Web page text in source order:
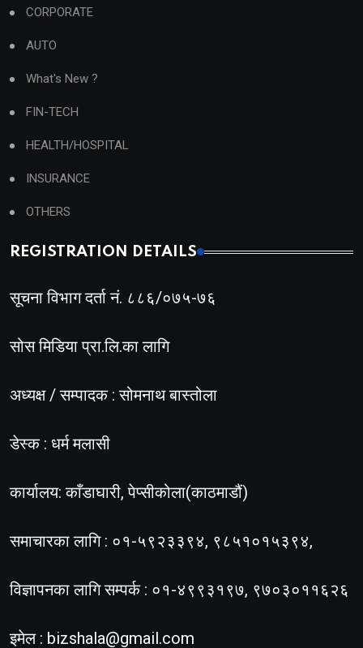
CORPORATE
AUTO
What's New ?
FIN-TECH
HEALTH/HOSPITAL
INSURANCE
OTHERS
REGISTRATION DETAILS
सूचना विभाग दर्ता नं. ८८६/०७५-७६
सोस मिडिया प्रा.लि.का लागि
अध्यक्ष / सम्पादक : सोमनाथ बास्तोला
डेस्क : धर्म मलासी
कार्यालय: काँडाघारी, पेप्सीकोला(काठमाडौं)
समाचारका लागि : ०१-५९२३३९४, ९८५१०१५३९४,
विज्ञापनका लागि सम्पर्क : ०१-४९९३१९७, ९७०३०११६२६
इमेल : bizshala@gmail.com